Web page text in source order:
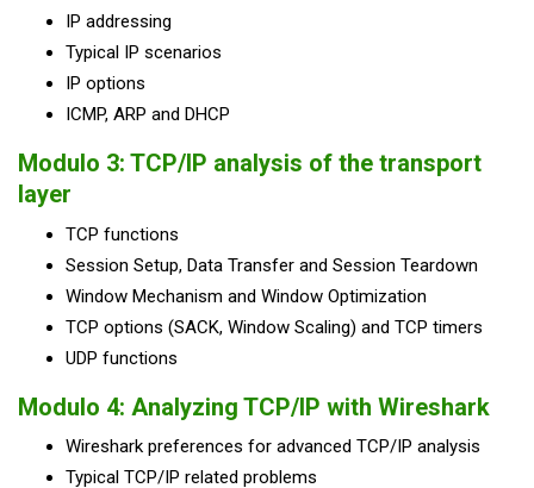
IP addressing
Typical IP scenarios
IP options
ICMP, ARP and DHCP
Modulo 3: TCP/IP analysis of the transport
layer
TCP functions
Session Setup, Data Transfer and Session Teardown
Window Mechanism and Window Optimization
TCP options (SACK, Window Scaling) and TCP timers
UDP functions
Modulo 4: Analyzing TCP/IP with Wireshark
Wireshark preferences for advanced TCP/IP analysis
Typical TCP/IP related problems